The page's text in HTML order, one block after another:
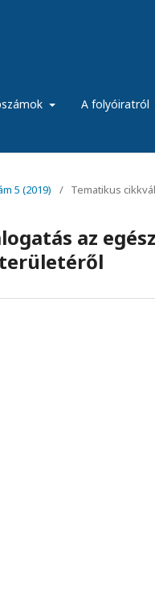
A folyóiratról
5 (2019) / Tematikus
az